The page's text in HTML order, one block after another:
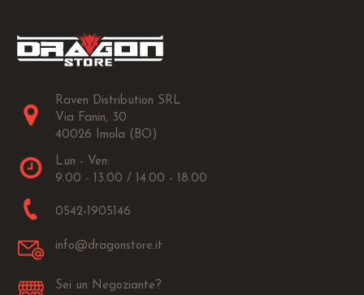
Raven Distribution SRL
Via Fanin, 30
40026 Imola (BO)
Lun - Ven:
9.00 - 13.00 / 14.00 - 18.00
0542-1905146
info@dragonstore.it
Sei un Negoziante?